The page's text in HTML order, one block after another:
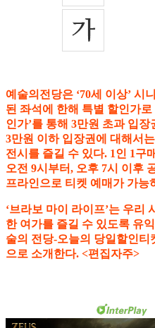
예술의전당은 ‘70세 이상’ 시
된 좌석에 한해 특별 할인가
인가’를 통해 3만원 초과 입
3만원 이하 입장권에 대해서
전시를 즐길 수 있다. 1인 1구
오전 9시부터, 오후 7시 이후
프라인으로 티켓 예매가 가능
‘브라보 마이 라이프’는 우리
한 여가를 즐길 수 있도록 유
술의 전당-오늘의 당일할인티
으로 소개한다. <편집자주>